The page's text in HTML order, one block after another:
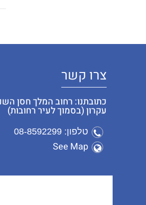
צרו קשר
כתובתנו: רחוב המלך חסן
עקרון (בסמוך לעיר רחובות)
טלפון: 08-8592299
See Map